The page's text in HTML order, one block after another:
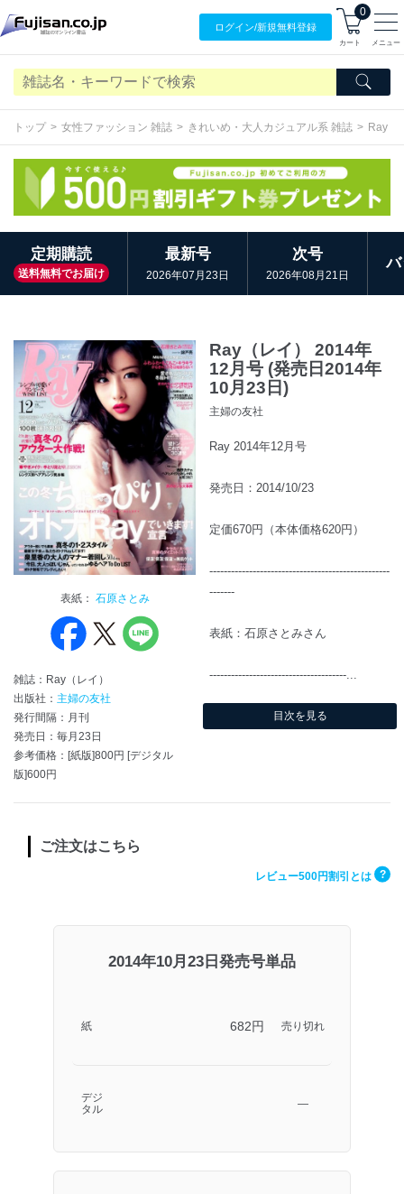
ログイン/新規無料登録
0
カート メニュー
トップ 女性ファッション 雑誌 きれいめ・大人カジュアル系 雑誌 Ray（
定期購読
送料無料でお届け
最新号
2026年07月23日
次号
2026年08月21日
表紙： 石原さとみ
雑誌：Ray（レイ）
出版社： 主婦の友社
発行間隔：月刊
発売日：毎月23日
参考価格：[紙版]800円 [デジタル
版]600円
Ray（レイ） 2014年
12月号 (発売日2014年
10月23日)
主婦の友社
Ray 2014年12月号
発売日：2014/10/23
定価670円（本体価格620円）
--------------------------------------------------
-------
表紙：石原さとみさん
--------------------------------------...
目次を見る
ご注文はこちら
レビュー500円割引とは ?
2014年10月23日発売号単品
紙 682円 売り切れ
デジ
タル
―